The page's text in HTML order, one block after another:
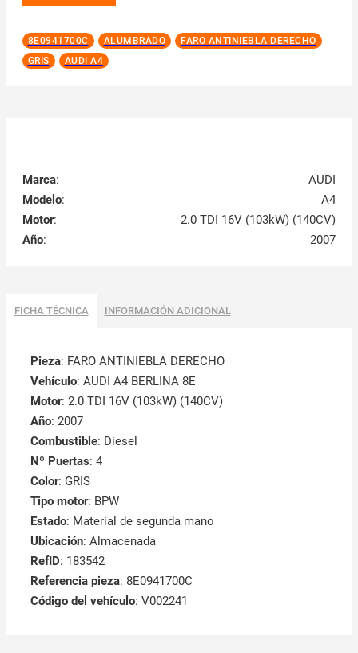
8E0941700C ALUMBRADO
FARO ANTINIEBLA DERECHO
GRIS
AUDI A4
Marca:
AUDI
Modelo:
A4
Motor:
2.0 TDI 16V (103kW) (140CV)
Año: 2007
FICHA TÉCNICA INFORMACIÓN ADICIONAL
Pieza: FARO ANTINIEBLA DERECHO
Vehículo: AUDI A4 BERLINA 8E
Motor: 2.0 TDI 16V (103kW) (140CV)
Año: 2007
Combustible: Diesel
Nº Puertas: 4
Color: GRIS
Tipo motor: BPW
Estado: Material de segunda mano
Ubicación: Almacenada
RefID: 183542
Referencia pieza: 8E0941700C
Código del vehículo: V002241